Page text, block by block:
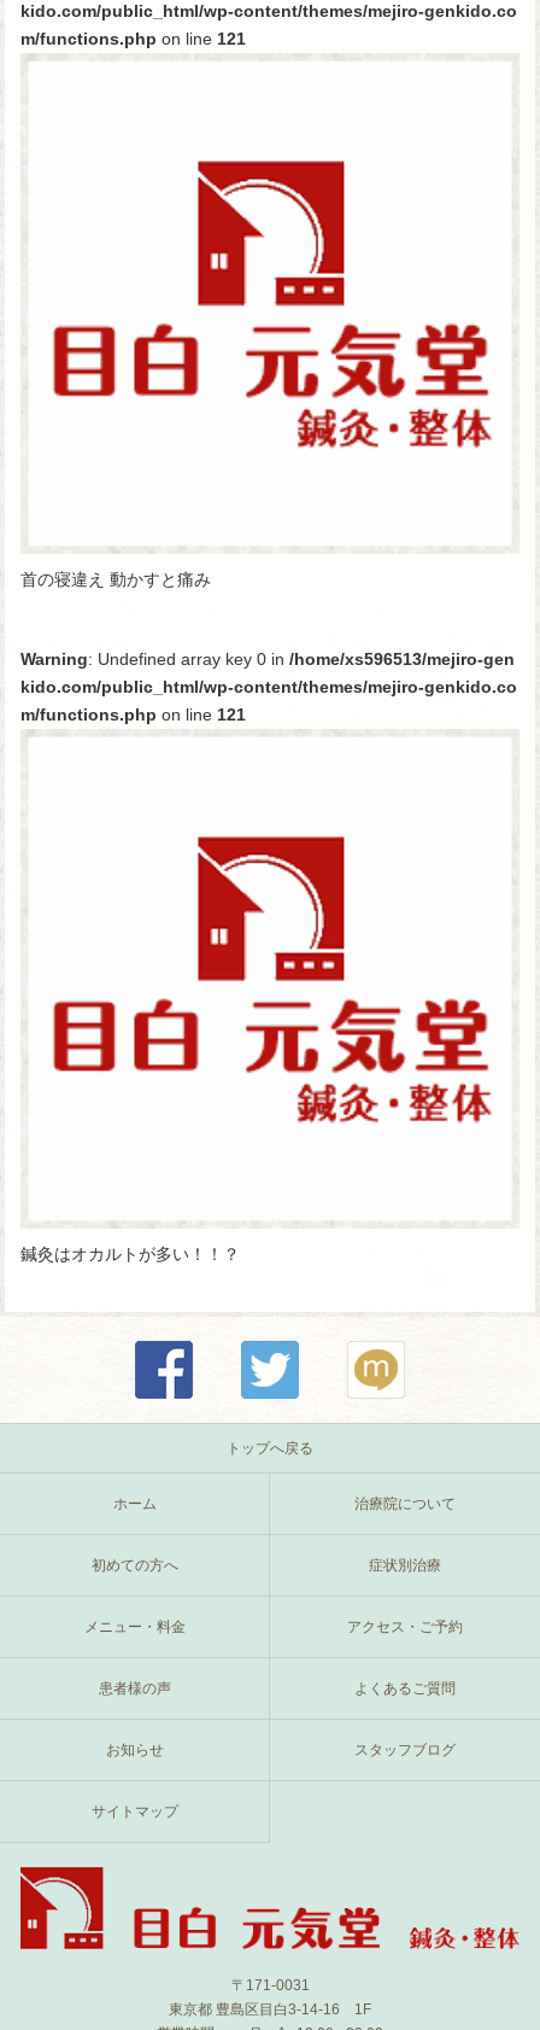
kido.com/public_html/wp-content/themes/mejiro-genkido.co
m/functions.php on line 121
首の寝違え 動かすと痛み
Warning: Undefined array key 0 in /home/xs596513/mejiro-gen
kido.com/public_html/wp-content/themes/mejiro-genkido.co
m/functions.php on line 121
鍼灸はオカルトが多い！！？
トップへ戻る
ホーム 治療院について
初めての方へ 症状別治療
メニュー・料金 アクセス・ご予約
患者様の声 よくあるご質問
お知らせ スタッフブログ
サイトマップ
〒171-0031
東京都 豊島区目白3-14-16 1F